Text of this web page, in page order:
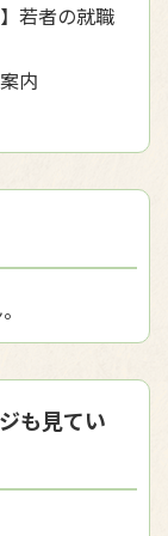
若者の就職
内
も見てい